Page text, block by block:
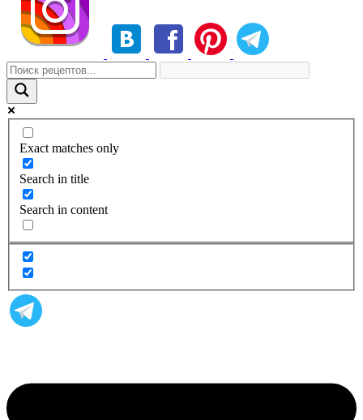
Exact matches only
Search in title
Search in content